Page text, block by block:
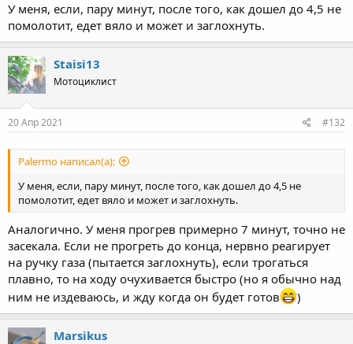
У меня, если, пару минут, после того, как дошел до 4,5 не
помолотит, едет вяло и может и заглохнуть.
Staisi13
Мотоциклист
20 Апр 2021 #132
Palermo написал(а):
У меня, если, пару минут, после того, как дошел до 4,5 не
помолотит, едет вяло и может и заглохнуть.
Аналогично. У меня прогрев примерно 7 минут, точно не
засекала. Если не прогреть до конца, нервно реагирует
на ручку газа (пытается заглохнуть), если трогаться
плавно, то на ходу очухивается быстро (но я обычно над
ним не издеваюсь, и жду когда он будет готов
)
Marsikus